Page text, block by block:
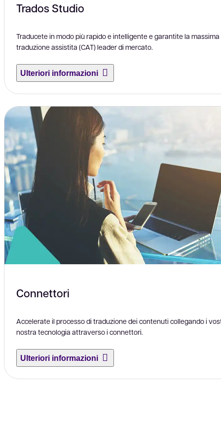
Trados Studio
Traducete in modo più rapido e intelligente e garantite la
traduzione assistita (CAT) leader di mercato.
Ulteriori informazioni
Connettori
Accelerate il processo di traduzione dei contenuti collegando i
nostra tecnologia attraverso i connettori.
Ulteriori informazioni